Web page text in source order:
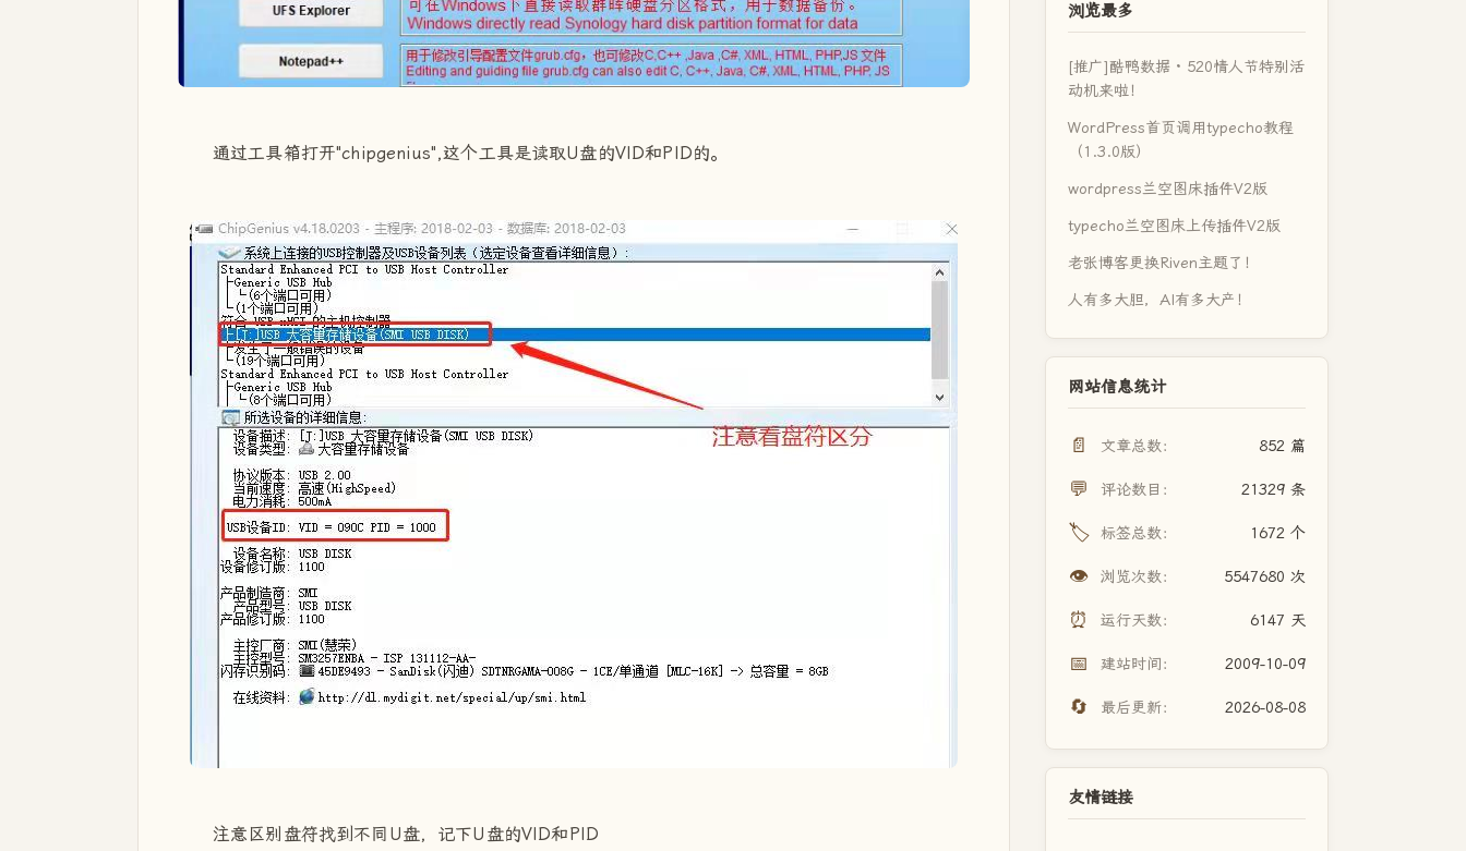
通过工具箱打开"chipgenius",这个工具是读取U盘的VID和PID的。
注意区别盘符找到不同U盘，记下U盘的VID和PID
浏览最多
[推广]酷鸭数据 · 520情人节特别活
动机来啦！
WordPress首页调用typecho教程
（1.3.0版）
wordpress兰空图床插件V2版
typecho兰空图床上传插件V2版
老张博客更换Riven主题了！
人有多大胆，AI有多大产！
网站信息统计
📄 文章总数： 852 篇
💬 评论数目： 21329 条
🏷️ 标签总数： 1672 个
👁️ 浏览次数： 5547680 次
⏰ 运行天数： 6147 天
📅 建站时间： 2009-10-09
🔄 最后更新： 2026-08-08
友情链接